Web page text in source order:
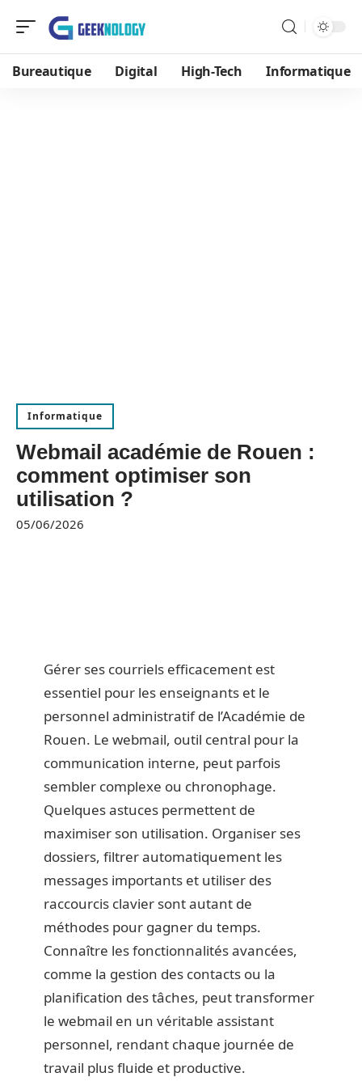
Bureautique Digital High-Tech Informatique
Informatique
Webmail académie de Rouen :
comment optimiser son
utilisation ?
05/06/2026
Gérer ses courriels efficacement est
essentiel pour les enseignants et le
personnel administratif de l’Académie de
Rouen. Le webmail, outil central pour la
communication interne, peut parfois
sembler complexe ou chronophage.
Quelques astuces permettent de
maximiser son utilisation. Organiser ses
dossiers, filtrer automatiquement les
messages importants et utiliser des
raccourcis clavier sont autant de
méthodes pour gagner du temps.
Connaître les fonctionnalités avancées,
comme la gestion des contacts ou la
planification des tâches, peut transformer
le webmail en un véritable assistant
personnel, rendant chaque journée de
travail plus fluide et productive.